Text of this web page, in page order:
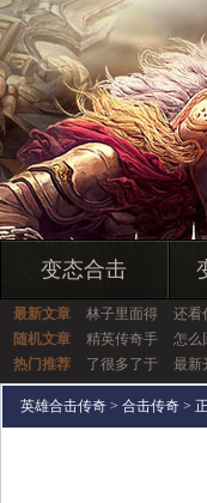
变态合击
最新文章 林子里面得 还看
随机文章
精英传奇手 怎么
热门推荐
了很多了于 最新
英雄合击传奇 > 合击传奇 >